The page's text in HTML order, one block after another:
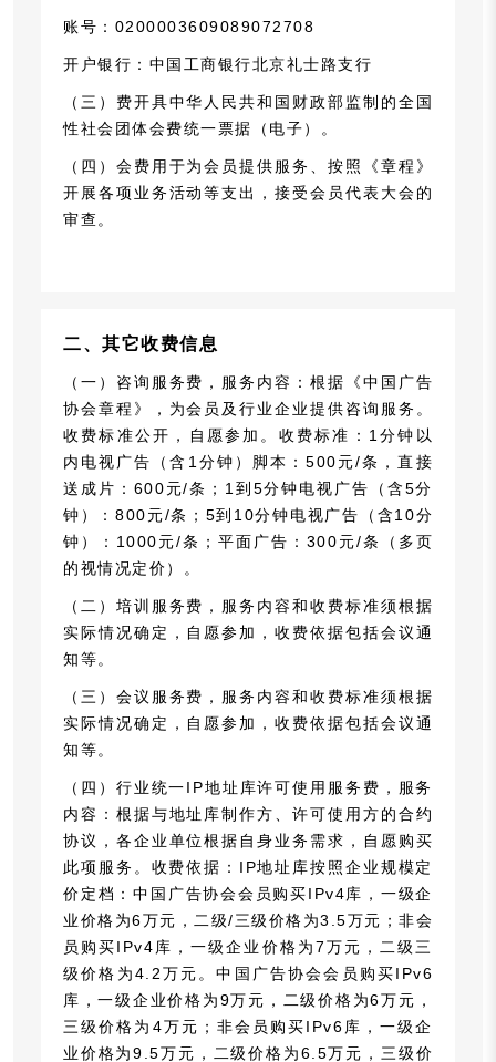
账号：0200003609089072708
开户银行：中国工商银行北京礼士路支行
（三）费开具中华人民共和国财政部监制的全国
性社会团体会费统一票据（电子）。
（四）会费用于为会员提供服务、按照《章程》
开展各项业务活动等支出，接受会员代表大会的
审查。
二、其它收费信息
（一）咨询服务费，服务内容：根据《中国广告
协会章程》，为会员及行业企业提供咨询服务。
收费标准公开，自愿参加。收费标准：1分钟以
内电视广告（含1分钟）脚本：500元/条，直接
送成片：600元/条；1到5分钟电视广告（含5分
钟）：800元/条；5到10分钟电视广告（含10分
钟）：1000元/条；平面广告：300元/条（多页
的视情况定价）。
（二）培训服务费，服务内容和收费标准须根据
实际情况确定，自愿参加，收费依据包括会议通
知等。
（三）会议服务费，服务内容和收费标准须根据
实际情况确定，自愿参加，收费依据包括会议通
知等。
（四）行业统一IP地址库许可使用服务费，服务
内容：根据与地址库制作方、许可使用方的合约
协议，各企业单位根据自身业务需求，自愿购买
此项服务。收费依据：IP地址库按照企业规模定
价定档：中国广告协会会员购买IPv4库，一级企
业价格为6万元，二级/三级价格为3.5万元；非会
员购买IPv4库，一级企业价格为7万元，二级三
级价格为4.2万元。中国广告协会会员购买IPv6
库，一级企业价格为9万元，二级价格为6万元，
三级价格为4万元；非会员购买IPv6库，一级企
业价格为9.5万元，二级价格为6.5万元，三级价